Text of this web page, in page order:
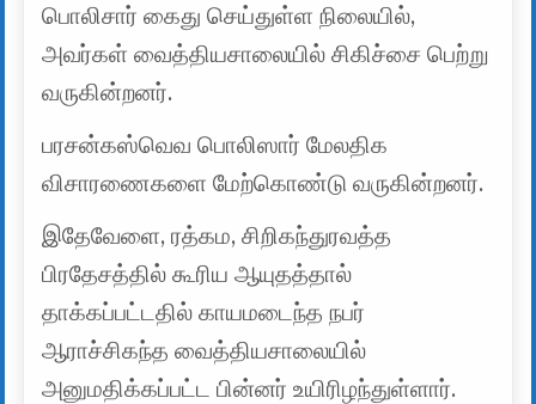
பொலிசார் கைது செய்துள்ள நிலையில்,
அவர்கள் வைத்தியசாலையில் சிகிச்சை பெற்று
வருகின்றனர்.
பரசன்கஸ்வெவ பொலிஸார் மேலதிக
விசாரணைகளை மேற்கொண்டு வருகின்றனர்.
இதேவேளை, ரத்கம, சிறிகந்துரவத்த
பிரதேசத்தில் கூரிய ஆயுதத்தால்
தாக்கப்பட்டதில் காயமடைந்த நபர்
ஆராச்சிகந்த வைத்தியசாலையில்
அனுமதிக்கப்பட்ட பின்னர் உயிரிழந்துள்ளார்.